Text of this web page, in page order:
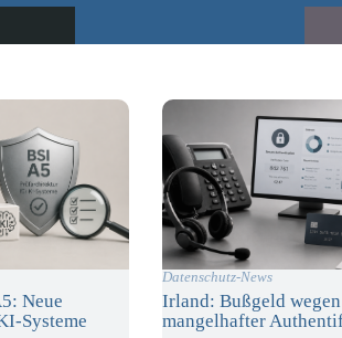
Neue
Systeme
Datenschutz-News
Irland: Bußgeld wegen
mangelhafter